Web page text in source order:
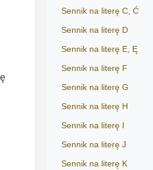
Sennik na literę C, Ć
Sennik na literę D
Sennik na literę E, Ę
Sennik na literę F
Sennik na literę G
Sennik na literę H
Sennik na literę I
Sennik na literę J
Sennik na literę K